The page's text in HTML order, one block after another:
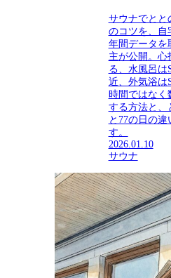
サウナでとと
のコツを、自
年間データを
主が公開。心
る、水風呂は
近、外気浴
時間ではなく
する方法と、
と77の日の違
す。
2026.01.10
サウナ